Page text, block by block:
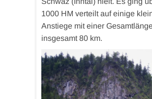
1000 HM verteilt auf einige
Anstiege mit einer
insgesamt 80 km.